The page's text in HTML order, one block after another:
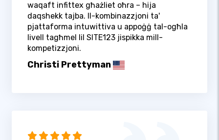
waqaft infittex għażliet oħra – hija
daqshekk tajba. Il-kombinazzjoni ta'
pjattaforma intuwittiva u appoġġ tal-ogħla
livell tagħmel lil SITE123 jispikka mill-
kompetizzjoni.
Christi Prettyman